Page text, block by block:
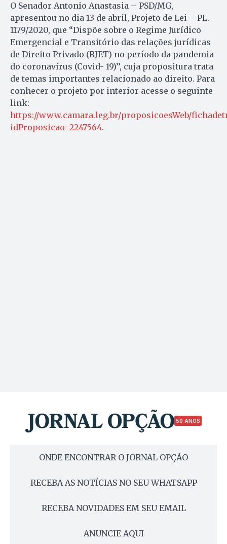
O Senador Antonio Anastasia – PSD/MG,
apresentou no dia 13 de abril, Projeto de Lei – PL.
1179/2020, que “Dispõe sobre o Regime Jurídico
Emergencial e Transitório das relações jurídicas
de Direito Privado (RJET) no período da pandemia
do coronavírus (Covid- 19)’’, cuja propositura trata
de temas importantes relacionado ao direito. Para
conhecer o projeto por interior acesse o seguinte
link:
https://www.camara.leg.br/proposicoesWeb/
idProposicao=2247564.
50 ANOS
ONDE ENCONTRAR O JORNAL OPÇÃO
RECEBA AS NOTÍCIAS NO SEU WHATSAPP
RECEBA NOVIDADES EM SEU EMAIL
ANUNCIE AQUI